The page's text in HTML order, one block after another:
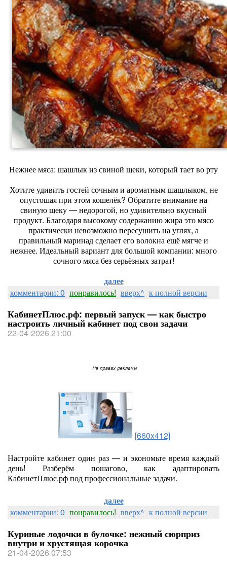
Нежнее мяса: шашлык из свиной щеки, который тает во рту
Хотите удивить гостей сочным и ароматным шашлыком, не
опустошая при этом кошелёк? Обратите внимание на
свиную щеку — недорогой, но удивительно вкусный
продукт. Благодаря высокому содержанию жира это мясо
практически невозможно пересушить на углях, а
правильный маринад сделает его волокна ещё мягче и
нежнее. Идеальный вариант для большой компании: много
сочного мяса без серьёзных затрат!
далее
комментарии: 0 понравилось! вверх^ к полной версии
КабинетПлюс.рф: первый запуск — как быстро
настроить личный кабинет под свои задачи
22-04-2026 21:00
[660x412]
Настройте кабинет один раз — и экономьте время каждый
день! Разберём пошагово, как адаптировать
КабинетПлюс.рф под профессиональные задачи.
далее
комментарии: 0 понравилось! вверх^ к полной версии
Куриные лодочки в булочке: нежный сюрприз
внутри и хрустящая корочка
21-04-2026 07:53